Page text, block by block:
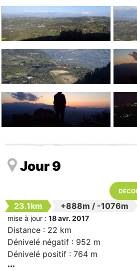
Jour 9
23.1km +888m / -1076m
mise à jour : 18 avr. 2017
Distance : 22 km
Dénivelé négatif : 952 m
Dénivelé positif : 764 m